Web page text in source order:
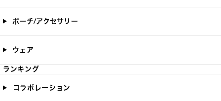
ポーチ/アクセサリー
ウェア
ランキング
コラボレーション